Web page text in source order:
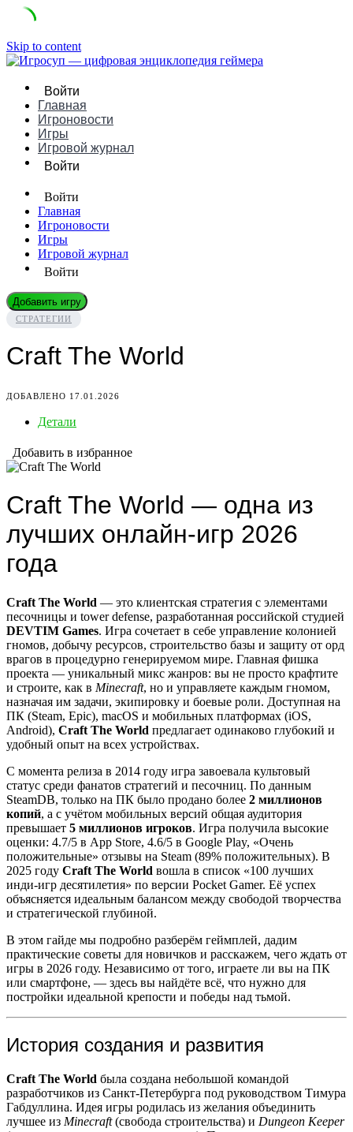
Skip to content
Войти
Главная
Игроновости
Игры
Игровой журнал
Войти
Войти
Главная
Игроновости
Игры
Игровой журнал
Войти
Добавить игру
СТРАТЕГИИ
Craft The World
ДОБАВЛЕНО 17.01.2026
Детали
Добавить в избранное
Craft The World — одна из
лучших онлайн-игр 2026
года
Craft The World — это клиентская стратегия с элементами
песочницы и tower defense, разработанная российской студией
DEVTIM Games. Игра сочетает в себе управление колонией
гномов, добычу ресурсов, строительство базы и защиту от орд
врагов в процедурно генерируемом мире. Главная фишка
проекта — уникальный микс жанров: вы не просто крафтите
и строите, как в Minecraft, но и управляете каждым гномом,
назначая им задачи, экипировку и боевые роли. Доступная на
ПК (Steam, Epic), macOS и мобильных платформах (iOS,
Android), Craft The World предлагает одинаково глубокий и
удобный опыт на всех устройствах.
С момента релиза в 2014 году игра завоевала культовый
статус среди фанатов стратегий и песочниц. По данным
SteamDB, только на ПК было продано более 2 миллионов
копий, а с учётом мобильных версий общая аудитория
превышает 5 миллионов игроков. Игра получила высокие
оценки: 4.7/5 в App Store, 4.6/5 в Google Play, «Очень
положительные» отзывы на Steam (89% положительных). В
2025 году Craft The World вошла в список «100 лучших
инди-игр десятилетия» по версии Pocket Gamer. Её успех
объясняется идеальным балансом между свободой творчества
и стратегической глубиной.
В этом гайде мы подробно разберём геймплей, дадим
практические советы для новичков и расскажем, чего ждать от
игры в 2026 году. Независимо от того, играете ли вы на ПК
или смартфоне, — здесь вы найдёте всё, что нужно для
постройки идеальной крепости и победы над тьмой.
История создания и развития
Craft The World была создана небольшой командой
разработчиков из Санкт-Петербурга под руководством Тимура
Габдуллина. Идея игры родилась из желания объединить
лучшее из Minecraft(свобода строительства) и Dungeon Keeper